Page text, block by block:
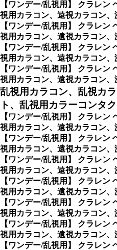
【ワンデー/乱視用】 クラレ
視用カラコン、遠視カラコン
【ワンデー/乱視用】 クラレ
視用カラコン、遠視カラコン
【ワンデー/乱視用】 クラレ
視用カラコン、遠視カラコン
【ワンデー/乱視用】 クラレ
視用カラコン、遠視カラコン
乱視用カラコン、乱視カ
ト、乱視用カラーコンタ
【ワンデー/乱視用】 クラレ
視用カラコン、遠視カラコン
【ワンデー/乱視用】 クラレ
視用カラコン、遠視カラコン
【ワンデー/乱視用】 クラレ
視用カラコン、遠視カラコン
【ワンデー/乱視用】 クラレ
視用カラコン、遠視カラコン
【ワンデー/乱視用】 クラレ
視用カラコン、遠視カラコン
【ワンデー/乱視用】 クラレ
視用カラコン、遠視カラコン
【ワンデー/乱視用】 クラレ